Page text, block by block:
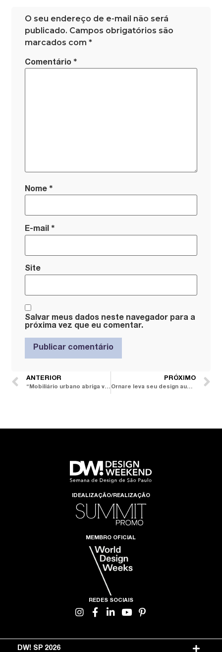
O seu endereço de e-mail não será
publicado. Campos obrigatórios são
marcados com*
Comentário*
Nome*
E-mail*
Site
Salvar meus dados neste navegador para a
próxima vez que eu comentar.
ANTERIOR
“Mobiliário urbano abriga vida”. Confira o bate-papo com Guto Requena, arquiteto e consultor criativo do Senac São Paulo
PRÓXIMO
Ornare leva seu design autoral e o novo morar a projetos de branded residences no Brasil e pelo mundo
IDEALIZAÇÃO/REALIZAÇÃO
MEMBRO OFICIAL
REDES SOCIAIS
DW! SP 2026